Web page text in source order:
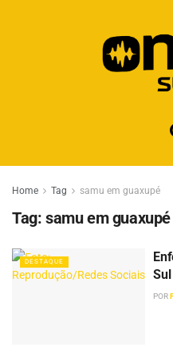
Home Tag samu em guaxupé
Tag: samu em guaxupé
DESTAQUE
POR